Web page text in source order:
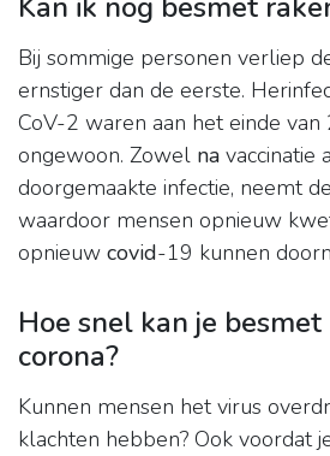
Bij sommige personen verliep
ernstiger dan de eerste.
CoV-2 waren aan het einde
ongewoon. Zowel na vaccinatie
doorgemaakte infectie, neemt
waardoor mensen opnieuw
opnieuw covid-19 kunnen
Hoe snel kan je
corona?
Kunnen mensen het virus
klachten hebben? Ook voordat